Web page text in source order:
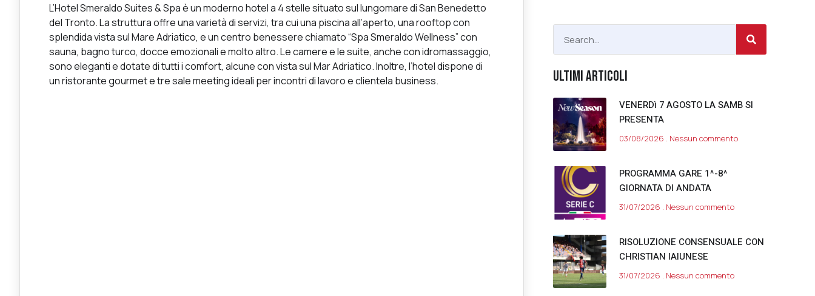
L’Hotel Smeraldo Suites & Spa è un moderno hotel a 4 stelle situato sul lungomare di San Benedetto
del Tronto. La struttura offre una varietà di servizi, tra cui una piscina all’aperto, una rooftop con
splendida vista sul Mare Adriatico, e un centro benessere chiamato “Spa Smeraldo Wellness” con
sauna, bagno turco, docce emozionali e molto altro. Le camere e le suite, anche con idromassaggio,
sono eleganti e dotate di tutti i comfort, alcune con vista sul Mar Adriatico. Inoltre, l’hotel dispone di
un ristorante gourmet e tre sale meeting ideali per incontri di lavoro e clientela business.
ULTIMI ARTICOLI
VENERDì 7 AGOSTO LA SAMB SI
PRESENTA
03/08/2026 Nessun commento
PROGRAMMA GARE 1^-8^
GIORNATA DI ANDATA
31/07/2026 Nessun commento
RISOLUZIONE CONSENSUALE CON
CHRISTIAN IAIUNESE
31/07/2026 Nessun commento